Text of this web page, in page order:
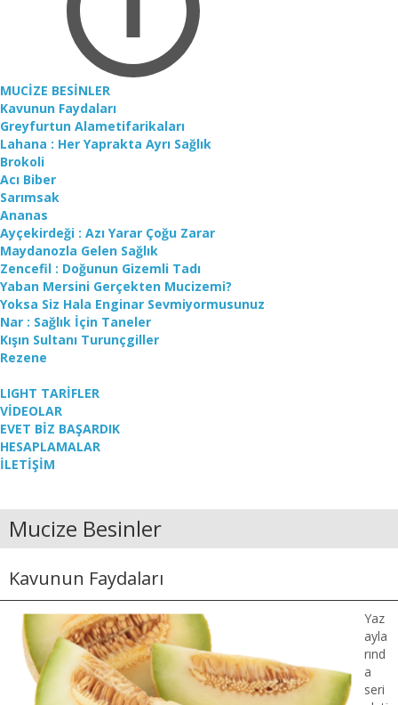
MUCİZE BESİNLER
Kavunun Faydaları
Greyfurtun Alametifarikaları
Lahana : Her Yaprakta Ayrı Sağlık
Brokoli
Acı Biber
Sarımsak
Ananas
Ayçekirdeği : Azı Yarar Çoğu Zarar
Maydanozla Gelen Sağlık
Zencefil : Doğunun Gizemli Tadı
Yaban Mersini Gerçekten Mucizemi?
Yoksa Siz Hala Enginar Sevmiyormusunuz
Nar : Sağlık İçin Taneler
Kışın Sultanı Turunçgiller
Rezene
LIGHT TARİFLER
VİDEOLAR
EVET BİZ BAŞARDIK
HESAPLAMALAR
İLETİŞİM
Mucize Besinler
Kavunun Faydaları
Yaz
ayla
rınd
a
seri